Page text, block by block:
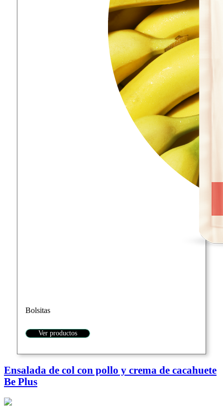
Bolsitas
Ver productos
Ensalada de col con pollo y crema de cacahuete
Be Plus